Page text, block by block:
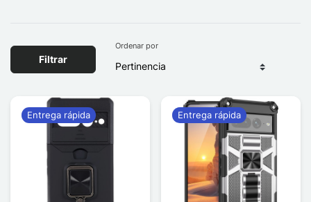
Filtrar
Ordenar por
Entrega rápida Entrega rápida